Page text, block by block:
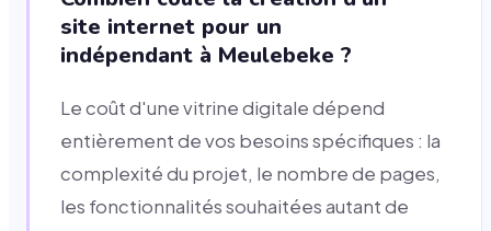
site internet pour un
indépendant à Meulebeke ?
Le coût d'une vitrine digitale dépend
entièrement de vos besoins spécifiques : la
complexité du projet, le nombre de pages,
les fonctionnalités souhaitées autant de